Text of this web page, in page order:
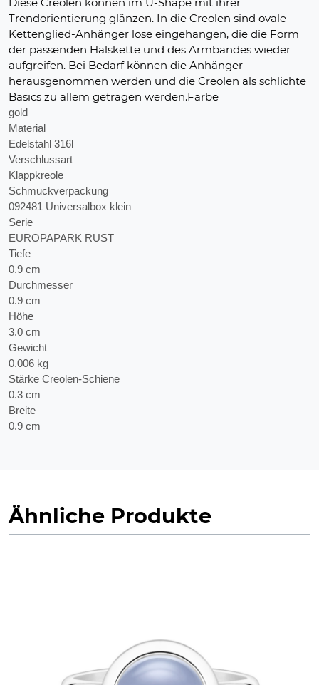
Trendorientierung glänzen. In die Creolen sind ovale
Kettenglied-Anhänger lose eingehangen, die die Form
der passenden Halskette und des Armbandes wieder
aufgreifen. Bei Bedarf können die Anhänger
herausgenommen werden und die Creolen als schlichte
Basics zu allem getragen werden.Farbe
gold
Material
Edelstahl 316l
Verschlussart
Klappkreole
Schmuckverpackung
092481 Universalbox klein
Serie
EUROPAPARK RUST
Tiefe
0.9 cm
Durchmesser
0.9 cm
Höhe
3.0 cm
Gewicht
0.006 kg
Stärke Creolen-Schiene
0.3 cm
Breite
0.9 cm
Ähnliche Produkte